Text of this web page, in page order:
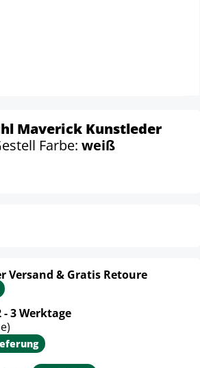
Maverick Kunstleder
Farbe: weiß
Versand & Gratis Retoure
3 Werktage